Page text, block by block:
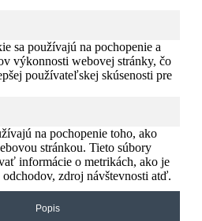
sa používajú na pochopenie a
výkonnosti webovej stránky, čo
používateľskej skúsenosti pre
na pochopenie toho, ako
stránkou. Tieto súbory
informácie o metrikách, ako je
zdroj návštevnosti atď.
Popis